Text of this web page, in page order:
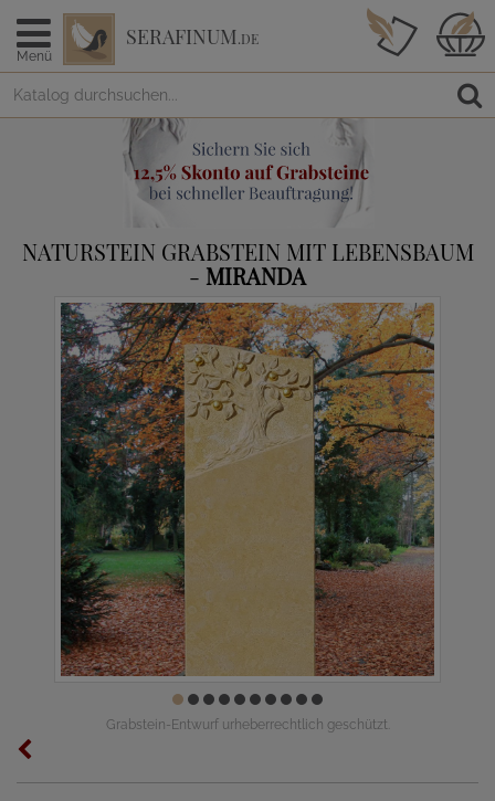
Menü
SERAFINUM.DE
NATURSTEIN GRABSTEIN MIT LEBENSBAUM
- MIRANDA
Grabstein-Entwurf urheberrechtlich geschützt.